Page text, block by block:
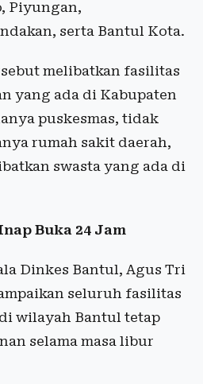
Piyungan,
serta Bantul Kota.
melibatkan fasilitas
yang ada di Kabupaten
puskesmas, tidak
rumah sakit daerah,
swasta yang ada di
Buka 24 Jam
Dinkes Bantul, Agus Tri
seluruh fasilitas
wilayah Bantul tetap
selama masa libur